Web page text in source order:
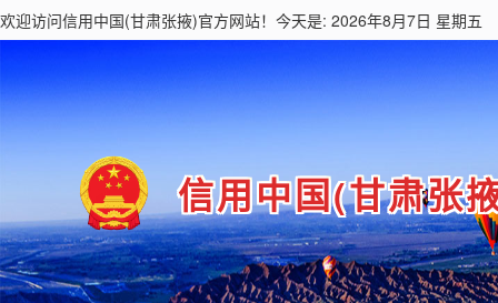
欢迎访问信用中国(甘肃张掖)官方网站！今天是: 2026年8月7日 星期五
信用中国(甘肃张